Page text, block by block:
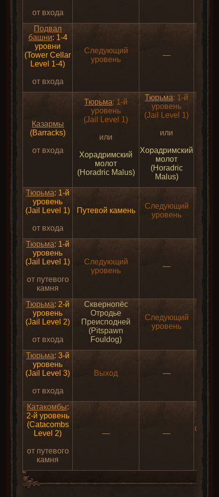
от входа
Подвал
башни: 1-4
уровни
(Tower Cellar
Level 1-4)
от входа
Следующий
уровень
—
Казармы
(Barracks)
от входа
Тюрьма: 1-й
уровень
(Jail Level 1)
или
Хорадримский
молот
(Horadric Malus)
Тюрьма: 1-й
уровень
(Jail Level 1)
или
Хорадримский
молот
(Horadric
Malus)
Тюрьма: 1-й
уровень
(Jail Level 1)
от входа
Путевой камень
Следующий
уровень
Тюрьма: 1-й
уровень
(Jail Level 1)
от путевого
камня
Следующий
уровень
—
Тюрьма: 2-й
уровень
(Jail Level 2)
от входа
Сквернопёс
Отродье
Преисподней
(Pitspawn
Fouldog)
Следующий
уровень
Тюрьма: 3-й
уровень
(Jail Level 3)
от входа
Выход —
Катакомбы:
2-й уровень
(Catacombs
Level 2)
от путевого
камня
— —